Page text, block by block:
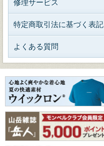
修理サービス
特定商取引法に基づく表記
よくある質問